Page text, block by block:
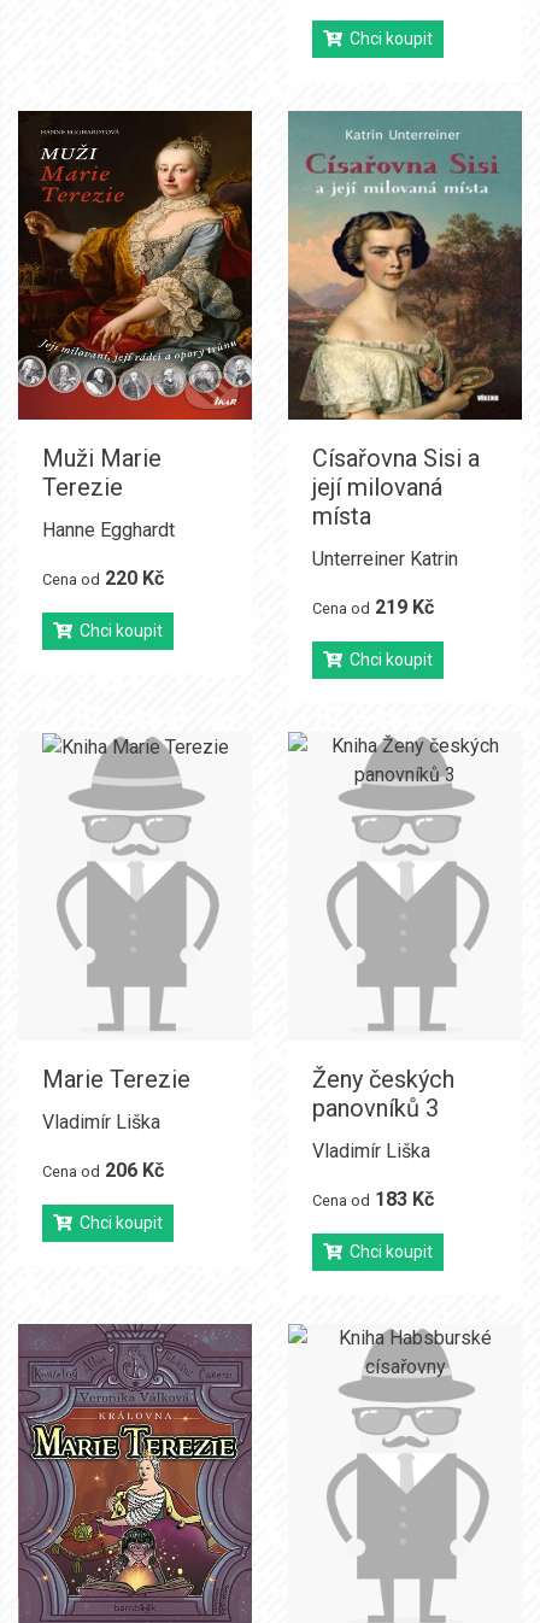
Chci koupit
Muži Marie
Terezie
Hanne Egghardt
Cena od 220 Kč
Chci koupit
Císařovna Sisi a
její milovaná
místa
Unterreiner Katrin
Cena od 219 Kč
Chci koupit
Marie Terezie
Vladimír Liška
Cena od 206 Kč
Chci koupit
Ženy českých
panovníků 3
Vladimír Liška
Cena od 183 Kč
Chci koupit